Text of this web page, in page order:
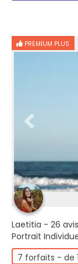
PREMIUM PLUS
Laetitia - 26 avis
Portrait
7 forfaits - de